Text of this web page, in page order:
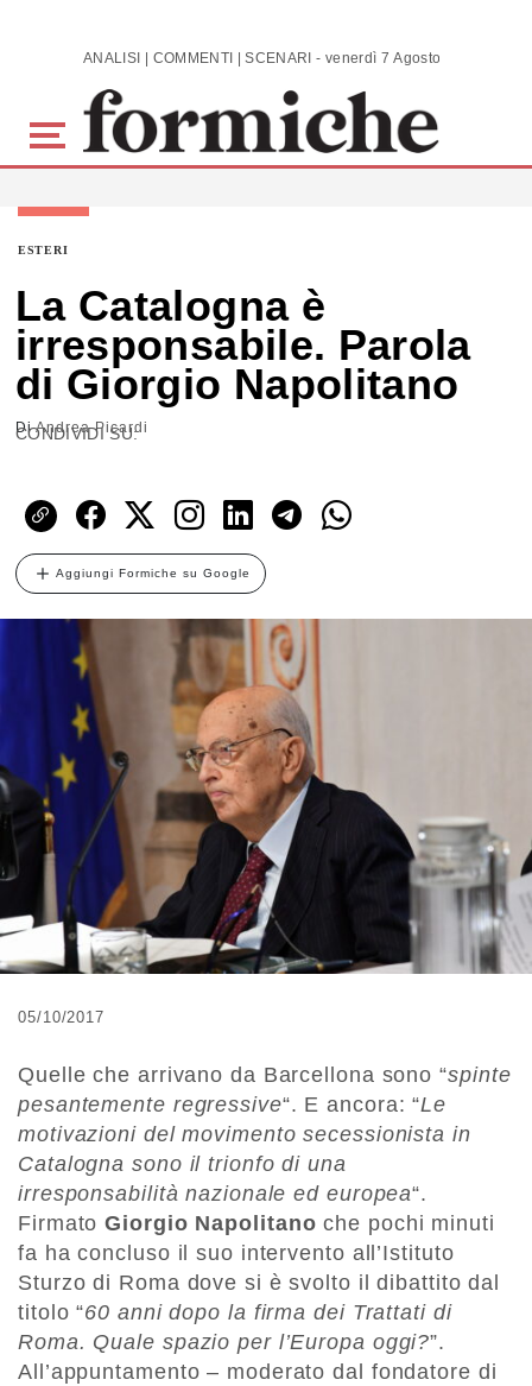
Skip to main content ANALISI | COMMENTI | SCENARI - venerdì 7 Agosto 2026
ESTERI
La Catalogna è
irresponsabile. Parola
di Giorgio Napolitano
DiAndrea Picardi
CONDIVIDI SU:
Aggiungi Formiche su Google
05/10/2017
Quelle che arrivano da Barcellona sono “spinte
pesantemente regressive“. E ancora: “Le
motivazioni del movimento secessionista in
Catalogna sono il trionfo di una
irresponsabilità nazionale ed europea“.
FirmatoGiorgio Napolitano che pochi minuti
fa ha concluso il suo intervento all’Istituto
Sturzo di Roma dove si è svolto il dibattito dal
titolo “60 anni dopo la firma dei Trattati di
Roma. Quale spazio per l’Europa oggi?”.
All’appuntamento – moderato dal fondatore di